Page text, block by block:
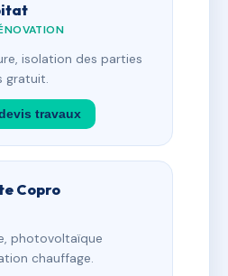
isolation des parties
gratuit.
travaux
Copro
photovoltaïque
chauffage.